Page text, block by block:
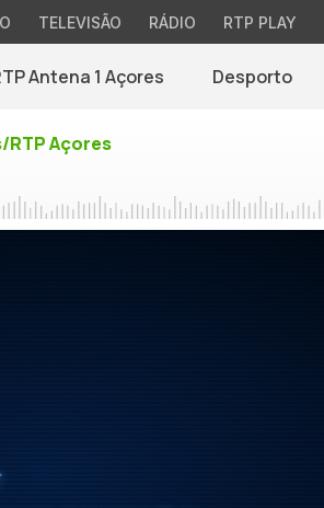
TELEVISÃO RÁDIO RTP PLAY
Antena 1 Açores Desporto
RTP Açores